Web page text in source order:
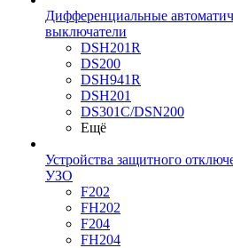
Дифференциальные
выключатели
DSH201R
DS200
DSH941R
DSH201
DS301C/DSN200
Ещё
Устройства защитного
УЗО
F202
FH202
F204
FH204